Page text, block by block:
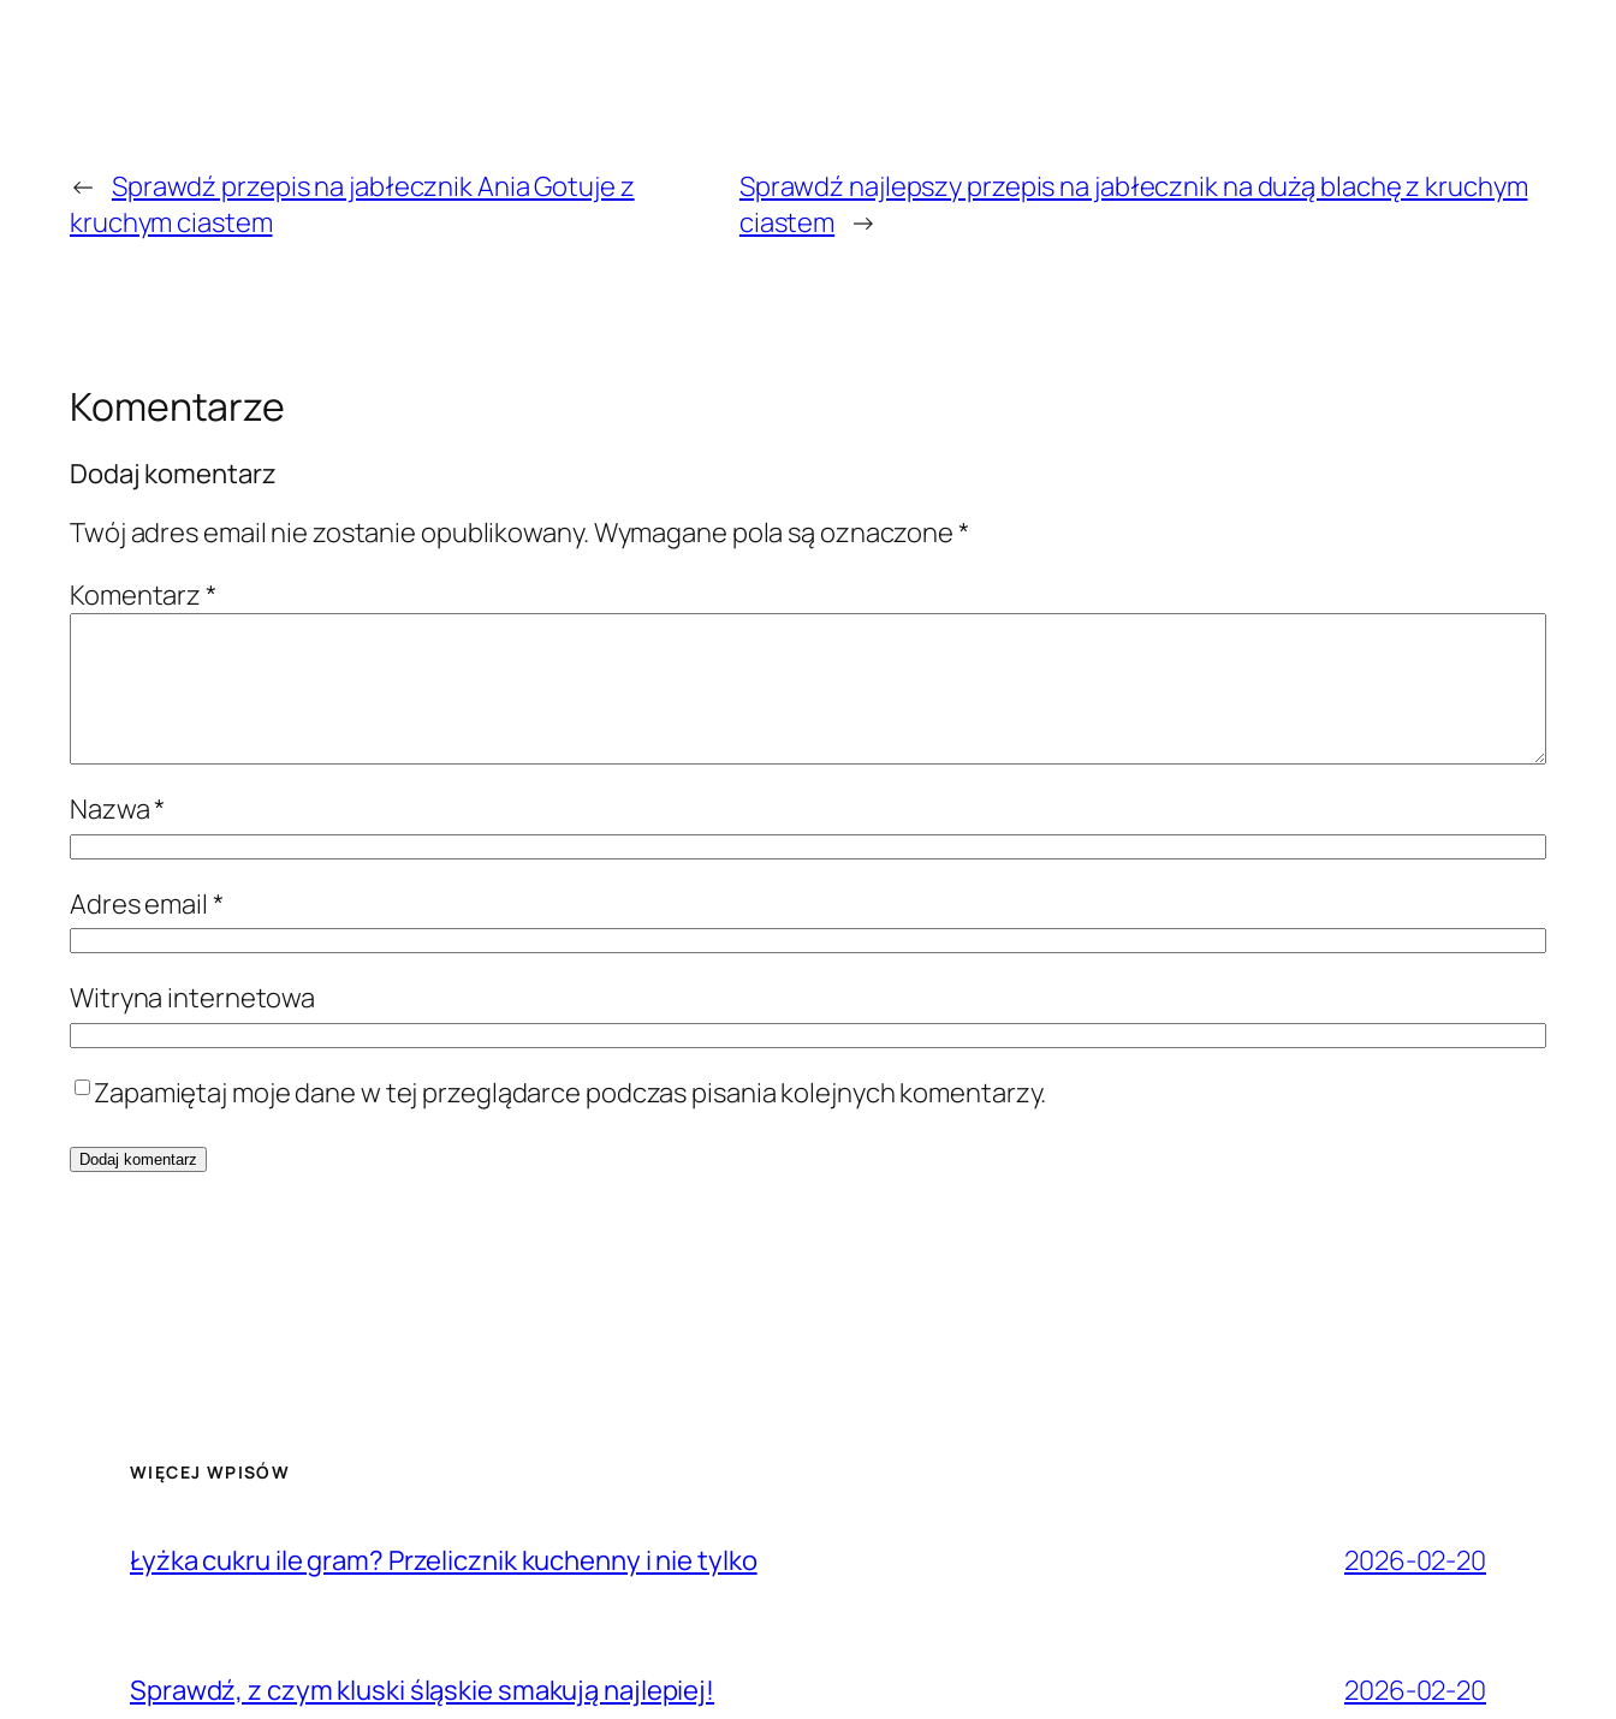
← Sprawdź przepis na jabłecznik Ania Gotuje z
kruchym ciastem
Sprawdź najlepszy przepis na jabłecznik na dużą blachę z kruchym
ciastem →
Komentarze
Dodaj komentarz
Twój adres email nie zostanie opublikowany.Wymagane pola są oznaczone*
Komentarz*
Nazwa*
Adres email *
Witryna internetowa
Zapamiętaj moje dane w tej przeglądarce podczas pisania kolejnych komentarzy.
WIĘCEJ WPISÓW
Łyżka cukru ile gram? Przelicznik kuchenny i nie tylko 2026-02-20
Sprawdź, z czym kluski śląskie smakują najlepiej! 2026-02-20